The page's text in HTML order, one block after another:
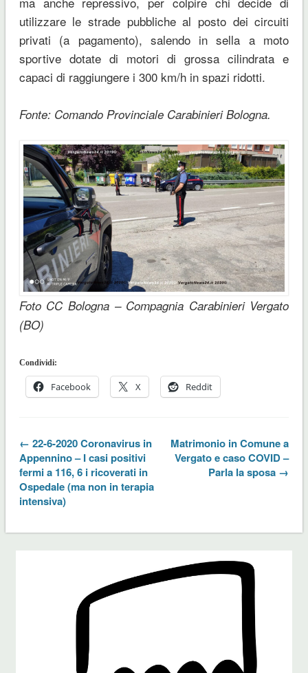
utilizzare le strade pubbliche al posto dei circuiti
privati (a pagamento), salendo in sella a moto
sportive dotate di motori di grossa cilindrata e
capaci di raggiungere i 300 km/h in spazi ridotti.
Fonte: Comando Provinciale Carabinieri Bologna.
Foto CC Bologna – Compagnia Carabinieri Vergato
(BO)
Condividi:
Facebook X Reddit
← 22-6-2020 Coronavirus in
Appennino – I casi positivi
fermi a 116, 6 i ricoverati in
Ospedale (ma non in terapia
intensiva)
Matrimonio in Comune a
Vergato e caso COVID –
Parla la sposa →